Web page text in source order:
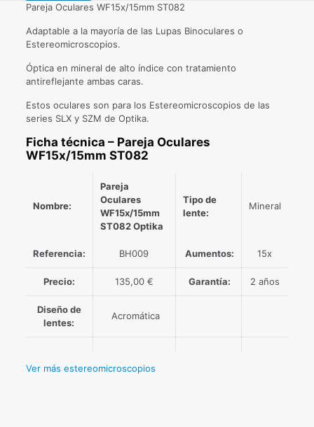
Pareja Oculares WF15x/15mm ST082
Adaptable a la mayoría de las Lupas Binoculares o
Estereomicroscopios.
Óptica en mineral de alto índice con tratamiento
antireflejante ambas caras.
Estos oculares son para los Estereomicroscopios de las
series SLX y SZM de Optika.
Ficha técnica – Pareja Oculares
WF15x/15mm ST082
Nombre:
Pareja
Oculares
WF15x/15mm
ST082 Optika
Tipo de
lente:
Mineral
Referencia: BH009 Aumentos: 15x
Precio: 135,00 € Garantía: 2 años
Diseño de
lentes:
Acromática
Ver más estereomicroscopios